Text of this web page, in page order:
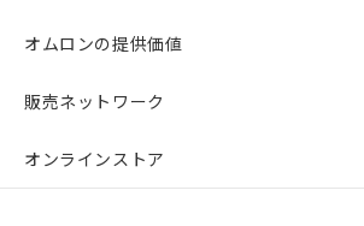
オムロンの提供価値
販売ネットワーク
オンラインストア